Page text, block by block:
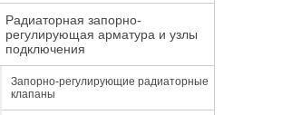
Радиаторная запорно-
регулирующая арматура и узлы
подключения
Запорно-регулирующие радиаторные
клапаны